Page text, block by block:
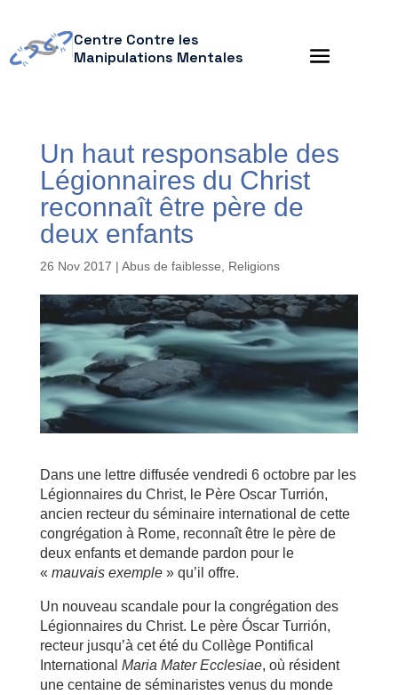
Centre Contre les
Manipulations Mentales
Un haut responsable des
Légionnaires du Christ
reconnaît être père de
deux enfants
26 Nov 2017 | Abus de faiblesse Religions
Dans une lettre diffusée vendredi 6 octobre par les
Légionnaires du Christ, le Père Oscar Turrión,
ancien recteur du séminaire international de cette
congrégation à Rome, reconnaît être le père de
deux enfants et demande pardon pour le
« mauvais exemple» qu’il offre.
Un nouveau scandale pour la congrégation des
Légionnaires du Christ. Le père Óscar Turrión,
recteur jusqu’à cet été du Collège Pontifical
International Maria Mater Ecclesiae, où résident
une centaine de séminaristes venus du monde